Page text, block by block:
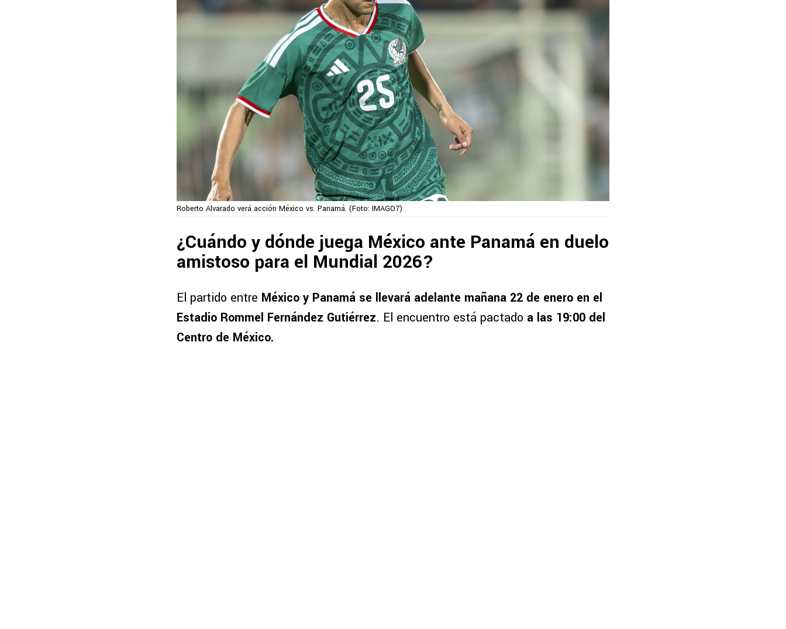
Roberto Alvarado verá acción México vs. Panamá. (Foto: IMAGO7)
¿Cuándo y dónde juega México ante Panamá en duelo
amistoso para el Mundial 2026?
El partido entre México y Panamá se llevará adelante mañana 22 de enero en el
Estadio Rommel Fernández Gutiérrez. El encuentro está pactado a las 19:00 del
Centro de México.